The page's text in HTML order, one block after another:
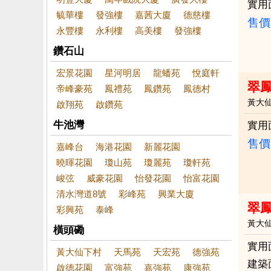
毓華樓
發強樓 嘉茜大廈
德慈樓
永豐樓
永利樓 高美樓 發強樓
鑽石山
宏景花園 星河明居 龍蟠苑
悅庭軒
帝峰豪苑
鳳禮苑 鳳鑽苑
鳳德村
啟翔苑
啟鑽苑
牛池灣
嘉峰台 海港花園
新麗花園
曉暉花園
瓊山苑 瓊麗苑
瓊軒苑
峻弦
威豪花園 怡發花園
怡富花園
清水灣道8號
彩峰苑
興業大廈
彩興苑
泰峰
橫頭磡
黃大仙下村 天馬苑 天宏苑
德強苑
啟德花園
富強苑 嘉強苑 康強苑
實用
售
翠
黃大
實用
售
翠
黃大
實用
建築